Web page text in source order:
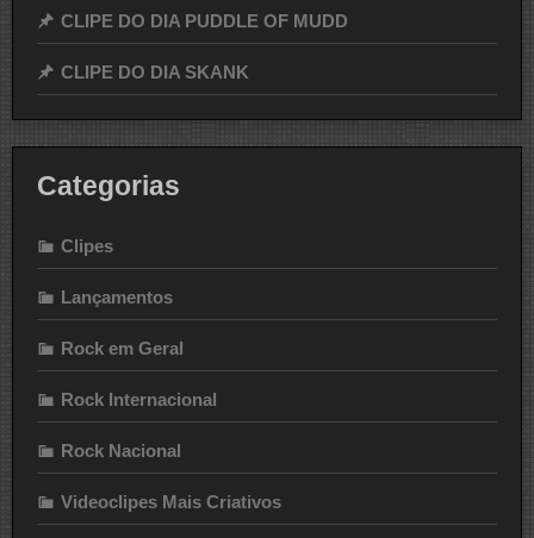
CLIPE DO DIA PUDDLE OF MUDD
CLIPE DO DIA SKANK
Categorias
Clipes
Lançamentos
Rock em Geral
Rock Internacional
Rock Nacional
Videoclipes Mais Criativos